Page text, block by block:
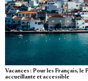
Vacances : Pour les Français,
accueillante et accessible